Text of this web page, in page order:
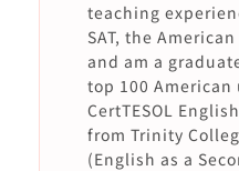
teaching
SAT, the
and am a
top 100 American
CertTESOL
from Trinity
(English as a